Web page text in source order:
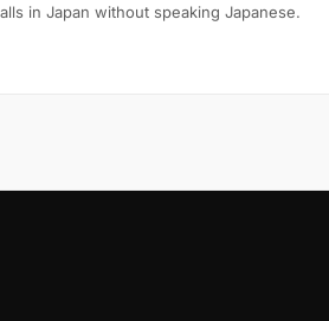
in Japan without speaking Japanese.